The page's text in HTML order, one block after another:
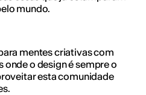
mundo.
mentes criativas com
o design é sempre o
esta comunidade